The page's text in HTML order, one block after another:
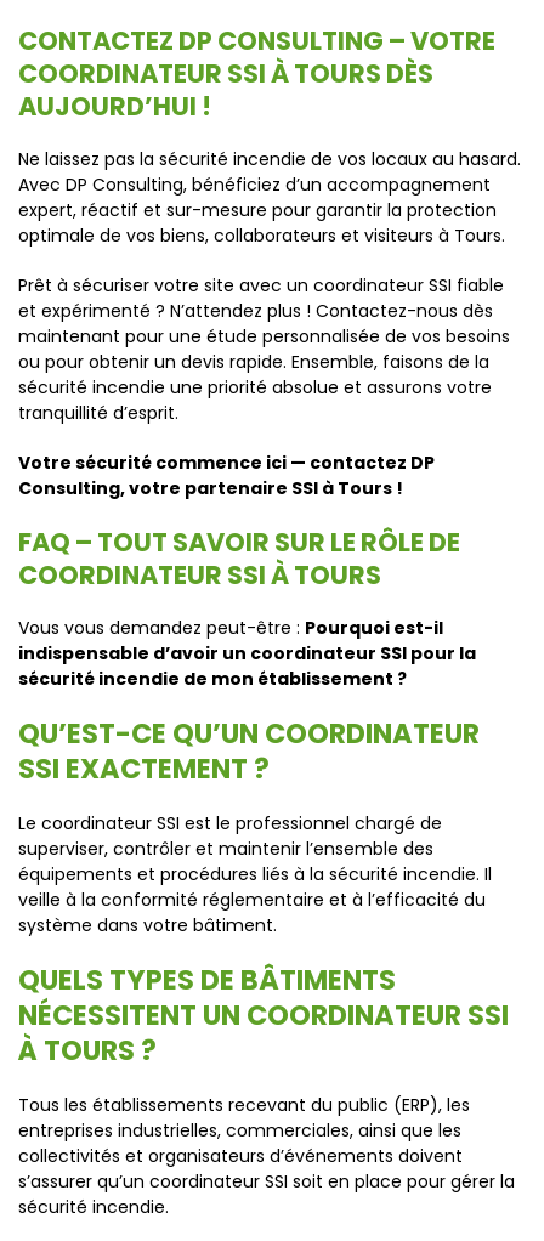
CONTACTEZ DP CONSULTING – VOTRE
COORDINATEUR SSI À TOURS DÈS
AUJOURD’HUI !
Ne laissez pas la sécurité incendie de vos locaux au hasard.
Avec DP Consulting, bénéficiez d’un accompagnement
expert, réactif et sur-mesure pour garantir la protection
optimale de vos biens, collaborateurs et visiteurs à Tours.
Prêt à sécuriser votre site avec un coordinateur SSI fiable
et expérimenté ? N’attendez plus ! Contactez-nous dès
maintenant pour une étude personnalisée de vos besoins
ou pour obtenir un devis rapide. Ensemble, faisons de la
sécurité incendie une priorité absolue et assurons votre
tranquillité d’esprit.
Votre sécurité commence ici — contactez DP
Consulting, votre partenaire SSI à Tours !
FAQ – TOUT SAVOIR SUR LE RÔLE DE
COORDINATEUR SSI À TOURS
Vous vous demandez peut-être : Pourquoi est-il
indispensable d’avoir un coordinateur SSI pour la
sécurité incendie de mon établissement ?
QU’EST-CE QU’UN COORDINATEUR
SSI EXACTEMENT ?
Le coordinateur SSI est le professionnel chargé de
superviser, contrôler et maintenir l’ensemble des
équipements et procédures liés à la sécurité incendie. Il
veille à la conformité réglementaire et à l’efficacité du
système dans votre bâtiment.
QUELS TYPES DE BÂTIMENTS
NÉCESSITENT UN COORDINATEUR SSI
À TOURS ?
Tous les établissements recevant du public (ERP), les
entreprises industrielles, commerciales, ainsi que les
collectivités et organisateurs d’événements doivent
s’assurer qu’un coordinateur SSI soit en place pour gérer la
sécurité incendie.